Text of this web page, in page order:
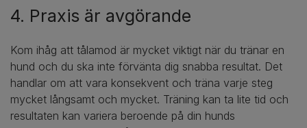
4. Praxis är avgörande
Kom ihåg att tålamod är mycket viktigt när du tränar en
hund och du ska inte förvänta dig snabba resultat. Det
handlar om att vara konsekvent och träna varje steg
mycket långsamt och mycket. Träning kan ta lite tid och
resultaten kan variera beroende på din hunds